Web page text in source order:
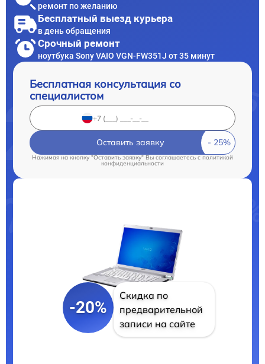
ремонт по желанию
Бесплатный выезд курьера
в день обращения
Срочный ремонт
ноутбука Sony VAIO VGN-FW351J от 35 минут
Бесплатная консультация со
специалистом
Оставить заявку
Нажимая на кнопку "Оставить заявку" Вы соглашаетесь cполитикой
конфиденциальности
-20%
Скидка по
предварительной
записи на сайте